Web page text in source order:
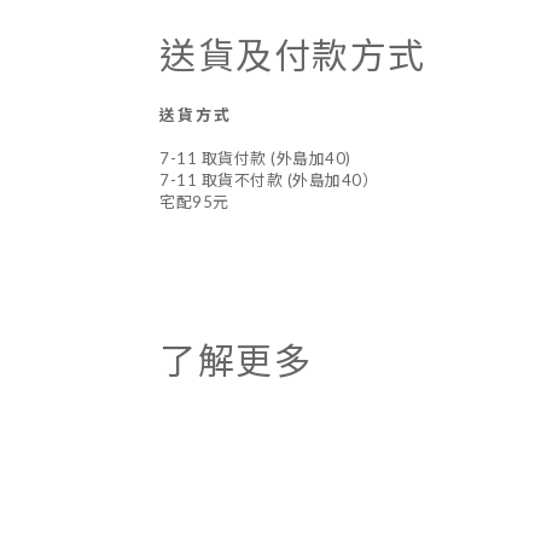
送貨及付款方式
送貨方式
7-11 取貨付款 (外島加40)
7-11 取貨不付款 (外島加40）
宅配95元
了解更多